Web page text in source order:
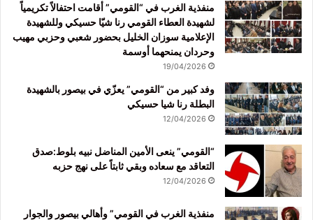
منفذية الغرب في “القومي” أقامت احتفالاً تكريمياً
لشهيدة العطاء القومي رنا شيّا حسيكي وللشهيدة
الإعلامية سوزان الخليل بحضور شعبي وحزبي مهيب
وحردان يمنحهما أوسمة
19/04/2026
وفد كبير من “القومي” يعزّي في بيصور بالشهيدة
البطلة رنا شيا حسيكي
12/04/2026
“القومي” ينعى الأمين المناضل نبيه بلوط:صدق
التعاقد مع سعاده وبقي ثابتاً على نهج حزبه
12/04/2026
منفذية الغرب في القومي” وأهالي بيصور والجوار